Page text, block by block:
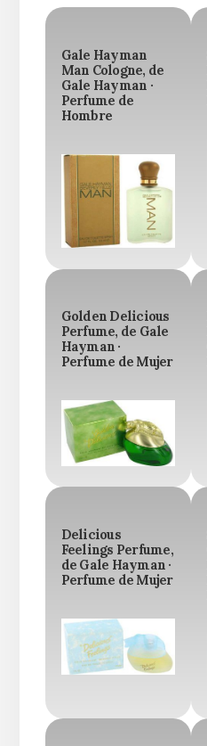
Gale Hayman
Man Cologne, de
Gale Hayman ·
Perfume de
Hombre
Golden Delicious
Perfume, de Gale
Hayman ·
Perfume de Mujer
Delicious
Feelings Perfume,
de Gale Hayman ·
Perfume de Mujer